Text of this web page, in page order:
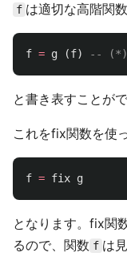
f は適切な高階関数
f = g (f) -- (*)
と書き表すことがで
これをfix関数を使
f = fix g
となります。fix関
るので、関数 f は